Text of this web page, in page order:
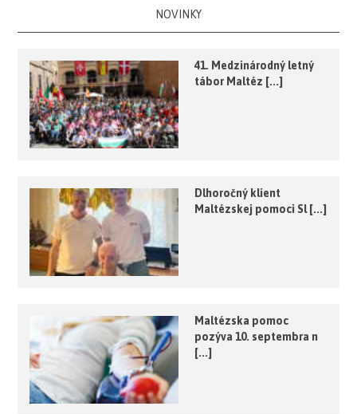
NOVINKY
41. Medzinárodný letný
tábor Maltéz [...]
Dlhoročný klient
Maltézskej pomoci Sl [...]
Maltézska pomoc
pozýva 10. septembra n
[...]